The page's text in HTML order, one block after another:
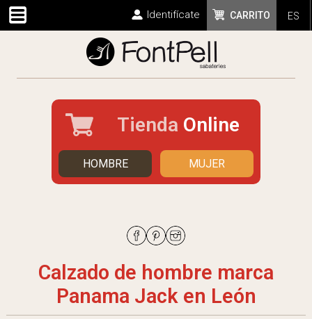
ES
CARRITO
Identifícate
Tienda Online
HOMBRE MUJER
Calzado de hombre marca
Panama Jack en León